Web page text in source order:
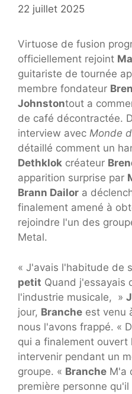
22 juillet 2025
Virtuose de fusion
officiellement rejoint
guitariste de tournée
membre fondateur
Johnstontout a
de café décontractée.
interview avec Monde
détaillé comment un
Dethklok créateur
apparition surprise par
Brann Dailor a
finalement amené à
rejoindre l'un des
Metal.
« J'avais l'habitude de
petit Quand j'essayais
l'industrie musicale, »
jour, Branche est venu
nous l'avons frappé. «
qui a finalement ouvert
intervenir pendant un
groupe. « Branche M'a
première personne